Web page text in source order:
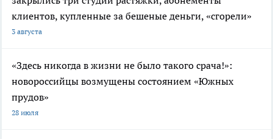
клиентов, купленные за бешеные деньги, «сгорели»
3 августа
«Здесь никогда в жизни не было такого срача!»:
новороссийцы возмущены состоянием «Южных
прудов»
28 июля